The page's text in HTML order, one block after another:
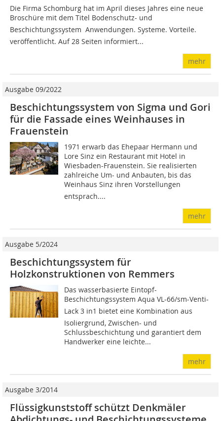
Die Firma Schomburg hat im April dieses Jahres eine neue
Broschüre mit dem Titel Bodenschutz- und
Beschichtungssystem  Anwendungen. Systeme. Vorteile.
veröffentlicht. Auf 28 Seiten informiert...
mehr
Ausgabe 09/2022
Beschichtungssystem von Sigma und Gori
für die Fassade eines Weinhauses in
Frauenstein
1971 erwarb das Ehepaar Hermann und
Lore Sinz ein Restaurant mit Hotel in
Wiesbaden-Frauenstein. Sie realisierten
zahlreiche Um- und Anbauten, bis das
Weinhaus Sinz ihren Vorstellungen
entsprach....
mehr
Ausgabe 5/2024
Beschichtungssystem für
Holzkonstruktionen von Remmers
Das wasserbasierte Eintopf-
Beschichtungssystem Aqua VL-66/sm-Venti-
Lack 3 in1 bietet eine Kombination aus
Isoliergrund, Zwischen- und
Schlussbeschichtung und garantiert dem
Handwerker eine leichte...
mehr
Ausgabe 3/2014
Flüssigkunststoff schützt Denkmäler